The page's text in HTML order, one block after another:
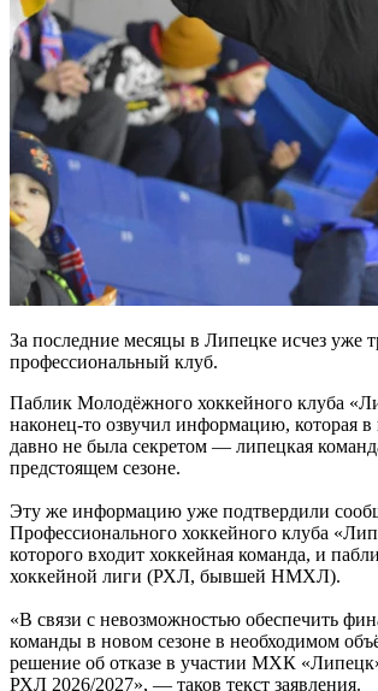
За последние месяцы в Липецке исчез уже
профессиональный клуб.
Паблик Молодёжного хоккейного клуба
наконец-то озвучил информацию, которая в
давно не была секретом — липецкая
предстоящем сезоне.
Эту же информацию уже подтвердили
Профессионального хоккейного клуба
которого входит хоккейная команда, и
хоккейной лиги (РХЛ, бывшей НМХЛ).
«В связи с невозможностью обеспечить
команды в новом сезоне в необходимом
решение об отказе в участии МХК
РХЛ 2026/2027», — таков текст заявления.